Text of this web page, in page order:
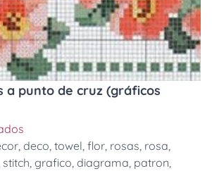
a punto de cruz (gráficos
, deco, towel, flor, rosas, rosa,
stitch, grafico, diagrama, patron,